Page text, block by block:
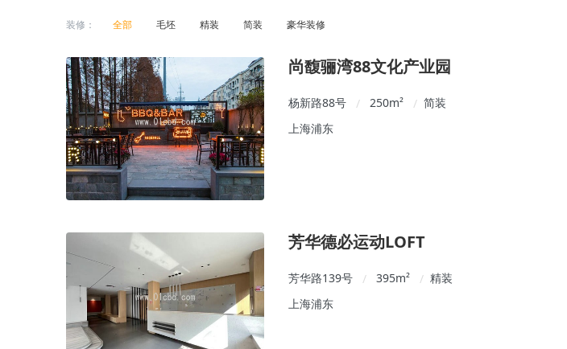
装修： 全部 毛坯 精装 简装 豪华装修
尚馥骊湾88文化产业园
杨新路88号 / 250m² / 简装
上海浦东
芳华德必运动LOFT
芳华路139号 / 395m² / 精装
上海浦东